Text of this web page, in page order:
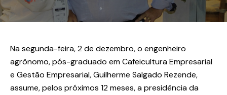
Na segunda-feira, 2 de dezembro, o engenheiro
agrônomo, pós-graduado em Cafeicultura Empresarial
e Gestão Empresarial, Guilherme Salgado Rezende,
assume, pelos próximos 12 meses, a presidência da